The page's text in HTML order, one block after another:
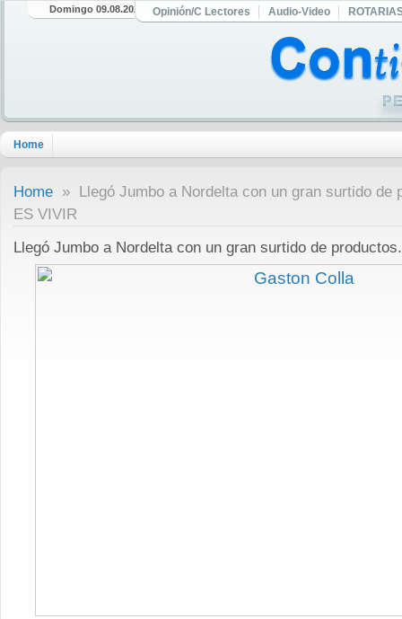
Domingo 09.08.2026 Opinión/C Lectores Audio-Video
Home
Home » Llegó Jumbo a Nordelta con un gran surtido de
ES VIVIR
Llegó Jumbo a Nordelta con un gran surtido de